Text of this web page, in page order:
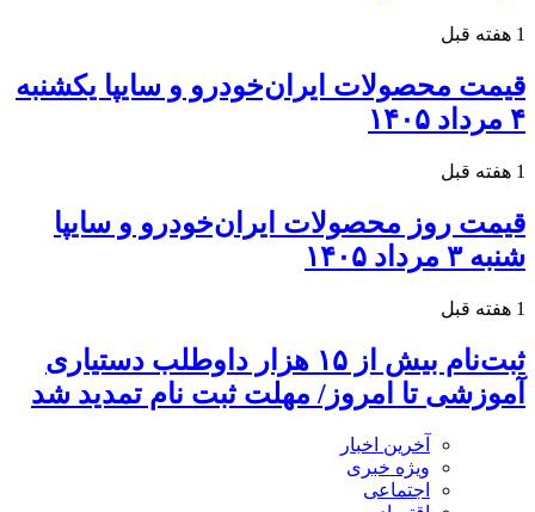
1 هفته قبل
قیمت محصولات ایران‌خودرو و سایپا یکشنبه
۴ مرداد ۱۴۰۵
1 هفته قبل
قیمت روز محصولات ایران‌خودرو و سایپا
شنبه ۳ مرداد ۱۴۰۵
1 هفته قبل
ثبت‌نام بیش از ۱۵ هزار داوطلب دستیاری
آموزشی تا امروز/ مهلت ثبت نام تمدید شد
آخرین اخبار
ویژه خبری
اجتماعی